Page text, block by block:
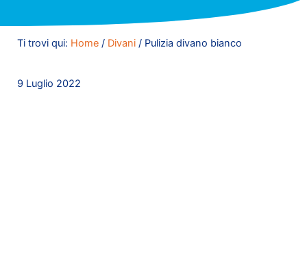
Ti trovi qui: Home / Divani /Pulizia divano bianco
9 Luglio 2022